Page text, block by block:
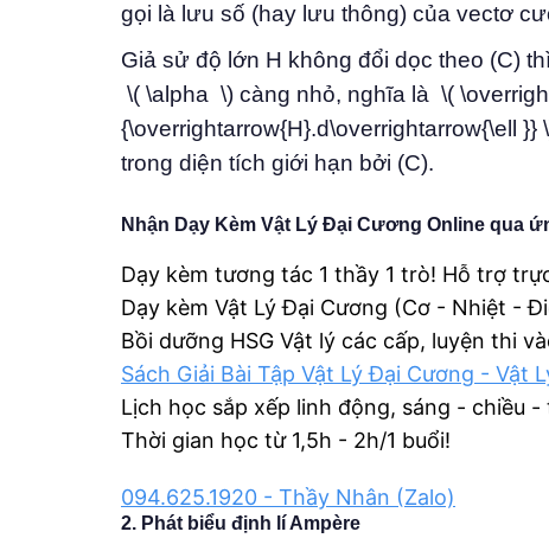
gọi là lưu số (hay lưu thông) của vectơ
Giả sử độ lớn H không đổi dọc theo (C)
\( \alpha \) càng nhỏ, nghĩa là \(
{\overrightarrow{H}.d\overrightarrow{\ell
trong diện tích giới hạn bởi (C).
Nhận Dạy Kèm Vật Lý Đại Cương Online qua
Dạy kèm tương tác 1 thầy 1 trò! Hỗ trợ
Dạy kèm Vật Lý Đại Cương (Cơ - Nhiệt -
Bồi dưỡng HSG Vật lý các cấp, luyện thi
Sách Giải Bài Tập Vật Lý Đại Cương - Vật
Lịch học sắp xếp linh động, sáng - chiều
Thời gian học từ 1,5h - 2h/1 buổi!
094.625.1920 - Thầy Nhân (Zalo)
2. Phát biểu định lí Ampère